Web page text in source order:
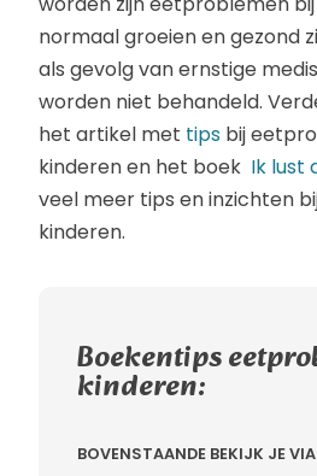
normaal groeien en gezond
als gevolg van ernstige
worden niet behandeld.
het artikel met tips bij
kinderen en het boek Ik lust
veel meer tips en inzichten
kinderen.
Boekentips
kinderen:
BOVENSTAANDE BEKIJK JE